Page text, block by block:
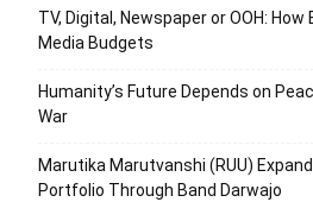
TV, Digital, Newspaper or OOH:
Media Budgets
Humanity’s Future Depends on
War
Marutika Marutvanshi (RUU)
Portfolio Through Band Darwajo